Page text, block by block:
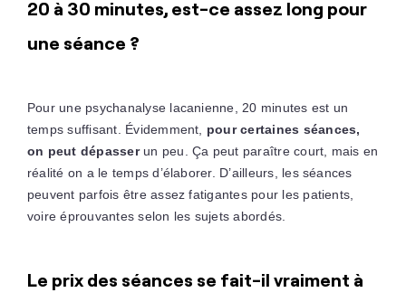
20 à 30 minutes, est-ce assez long pour
une séance ?
Pour une psychanalyse lacanienne, 20 minutes est un
temps suffisant. Évidemment, pour certaines séances,
on peut dépasserun peu. Ça peut paraître court, mais en
réalité on a le temps d’élaborer. D’ailleurs, les séances
peuvent parfois être assez fatigantes pour les patients,
voire éprouvantes selon les sujets abordés.
Le prix des séances se fait-il vraiment à